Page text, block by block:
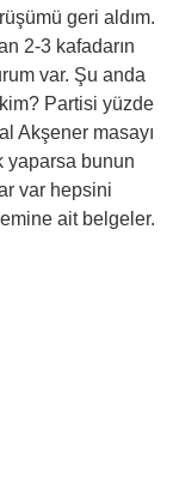
geri aldım.
2-3 kafadarın
var. Şu anda
kim? Partisi yüzde
Akşener masayı
yaparsa bunun
var hepsini
ait belgeler.